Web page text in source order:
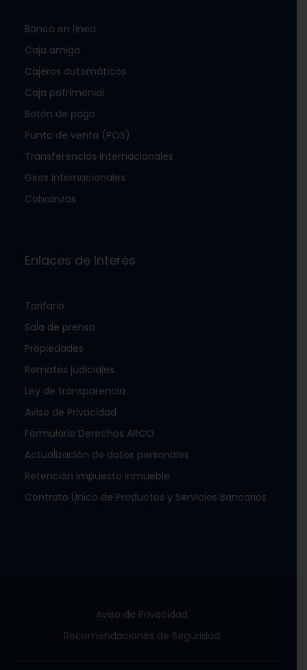
Banca en línea
Caja amiga
Cajeros automáticos
Caja patrimonial
Botón de pago
Punto de venta (POS)
Transferencias internacionales
Giros internacionales
Cobranzas
Enlaces de Interés
Tarifario
Sala de prensa
Propiedades
Remates judiciales
Ley de transparencia
Aviso de Privacidad
Formulario Derechos ARCO
Actualización de datos personales
Retención impuesto inmueble
Contrato Único de Productos y Servicios Bancarios
Aviso de Privacidad
Recomendaciones de Seguridad